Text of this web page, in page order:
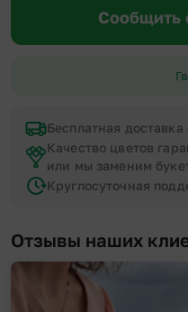
Сообщить
Бесплатная доставка
Качество цветов
или мы заменим
Круглосуточная
Отзывы наших